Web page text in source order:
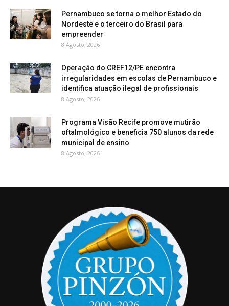
Pernambuco se torna o melhor Estado do
Nordeste e o terceiro do Brasil para
empreender
8 Agosto, 2026
Operação do CREF12/PE encontra
irregularidades em escolas de Pernambuco e
identifica atuação ilegal de profissionais
8 Agosto, 2026
Programa Visão Recife promove mutirão
oftalmológico e beneficia 750 alunos da rede
municipal de ensino
8 Agosto, 2026